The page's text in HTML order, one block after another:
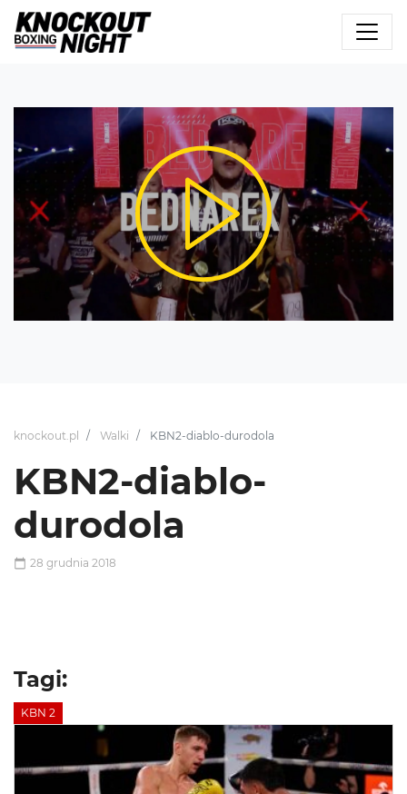
knockout.pl Walki KBN2-diablo-durodola
KBN2-diablo-
durodola
28 grudnia 2018
Tagi:
KBN 2